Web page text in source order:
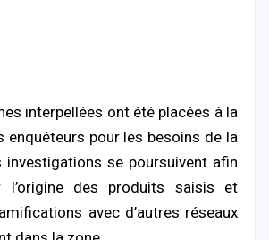
interpellées ont été placées à la
enquêteurs pour les besoins de la
investigations se poursuivent afin
l’origine des produits saisis et
avec d’autres réseaux